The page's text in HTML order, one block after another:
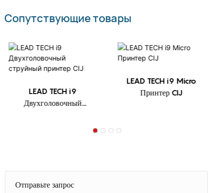
Сопутствующие товары
LEAD TECH i9
Двухголовочный
LEAD TECH i9 Micro
Принтер CIJ
Отправьте запрос